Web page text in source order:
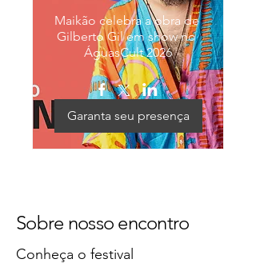
Maikão celebra a obra de
Gilberto Gil em show no
ÁguasCult 2026
Garanta seu presença
Sobre nosso encontro
Conheça o festival